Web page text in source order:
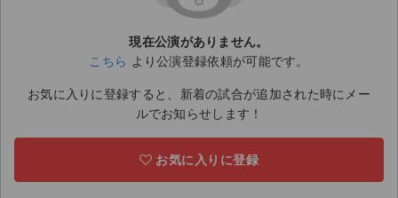
ライブ・コンサート（国内）
ライブ・コンサート（海外）
スポーツ
現在公演がありません。
こちら より公演登録依頼が可能です。
お気に入りに登録すると、新着の試合が追加された時にメー
ルでお知らせします！
お気に入りに登録